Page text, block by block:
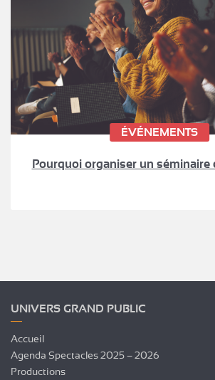
ÉVÉNEMENTS
Pourquoi organiser un séminaire
UNIVERS GRAND PUBLIC
Accueil
Agenda Spectacles 2025 – 2026
Productions